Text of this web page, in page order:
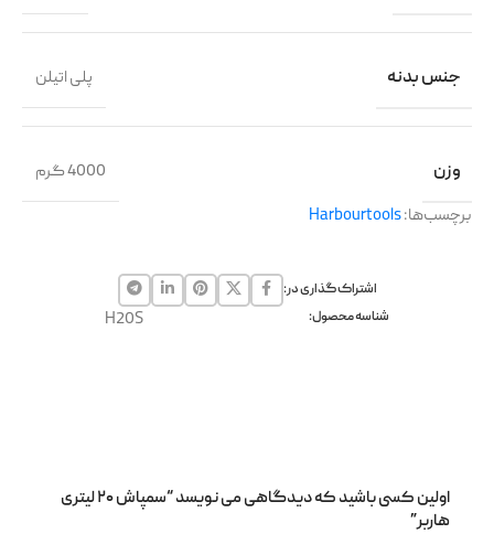
جنس بدنه پلی اتیلن
وزن
4000 گرم
برچسب‌ها:Harbourtools
اشتراک گذاری در:
شناسه محصول:
H20S
اولین کسی باشید که دیدگاهی می نویسد “سمپاش ۲۰ لیتری
هاربر”